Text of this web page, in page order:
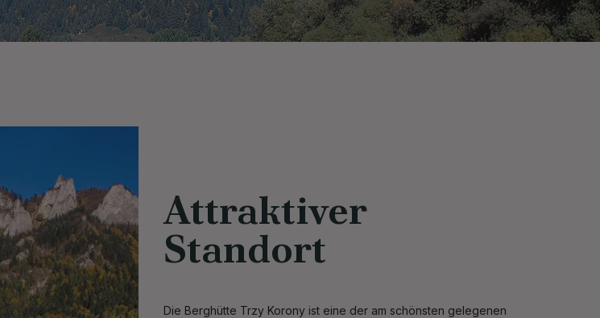
Attraktiver
Standort
Die Berghütte Trzy Korony ist eine der am schönsten gelegenen